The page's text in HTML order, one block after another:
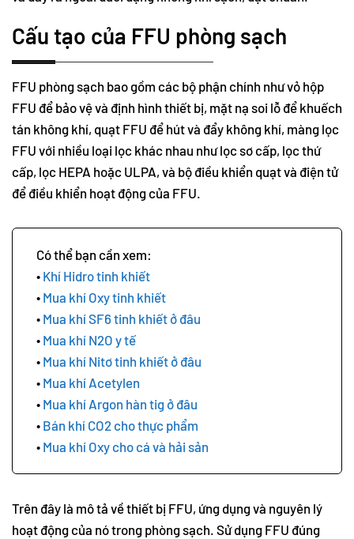
Cấu tạo của FFU phòng sạch
FFU phòng sạch bao gồm các bộ phận chính như vỏ hộp
FFU để bảo vệ và định hình thiết bị, mặt nạ soi lỗ để khuếch
tán không khí, quạt FFU để hút và đẩy không khí, màng lọc
FFU với nhiều loại lọc khác nhau như lọc sơ cấp, lọc thứ
cấp, lọc HEPA hoặc ULPA, và bộ điều khiển quạt và điện tử
để điều khiển hoạt động của FFU.
Khí Hidro tinh khiết
Mua khí Oxy tinh khiết
Mua khí SF6 tinh khiết ở đâu
Mua khí N2O y tế
Mua khí Nitơ tinh khiết ở đâu
Mua khí Acetylen
Mua khí Argon hàn tig ở đâu
Bán khí CO2 cho thực phẩm
Mua khí Oxy cho cá và hải sản
Trên đây là mô tả về thiết bị FFU, ứng dụng và nguyên lý
hoạt động của nó trong phòng sạch. Sử dụng FFU đúng